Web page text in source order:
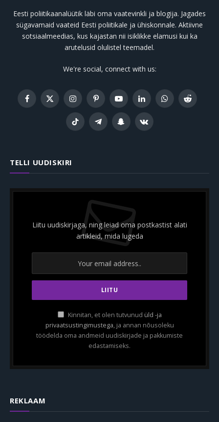
Eesti poliitikaanalüütik läbi oma vaatevinkli ja blogija. Jagades
sügavamaid vaateid Eesti poliitikale ja ühiskonnale. Aktiivne
sotsiaalmeedias, kus kajastan nii isiklikke elamusi kui ka
arutelusid olulistel teemadel.
We're social, connect with us:
Facebook
X
(Twitter)
InstagramPinterestYouTubeLinkedInWhatsAppReddit
TikTok TelegramSnapchatVKontakte
TELLI UUDISKIRI
Liitu uudiskirjaga, ning leiad oma postkastist alati
artikleid, mida lugeda
Kinnitan, et olen tutvunud üld -ja
privaatsustingimustega, ja annan nõusoleku
töödelda oma andmeid uudiskirjade ja pakkumiste
edastamiseks.
REKLAAM